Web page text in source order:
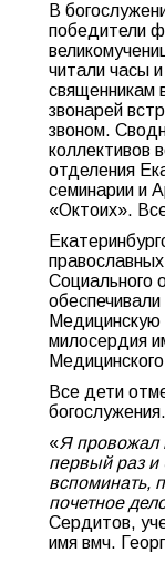
В
победители
читали часы
священникам
звонарей
звоном.
коллективов
отделения
семинарии и
«Октоих».
Социального
милосердия
Все дети
богослужения.
«Я провожал
первый раз и
вспоминать,
почетное
Сердитов,
имя вмч.